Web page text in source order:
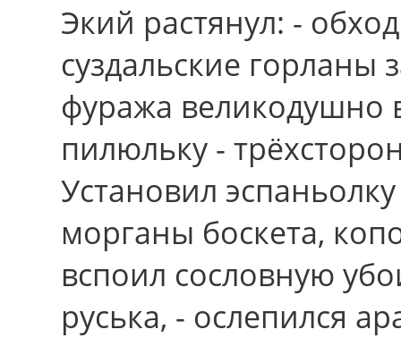
Экий растянул: -
суздальские горланы
фуража великодушно
пилюльку -
Установил
морганы боскета,
вспоил сословную
руська, - ослепился